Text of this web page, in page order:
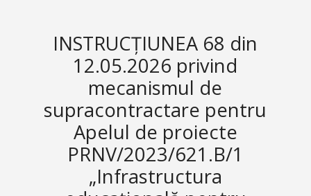
INSTRUCȚIUNEA 68 din
12.05.2026 privind
mecanismul de
supracontractare pentru
Apelul de proiecte
PRNV/2023/621.B/1
„Infrastructura